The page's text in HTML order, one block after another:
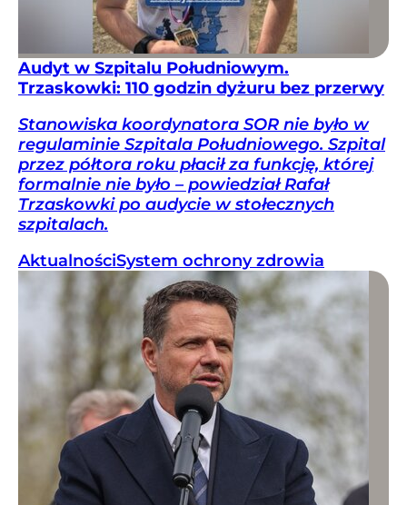
Audyt w Szpitalu Południowym.
Trzaskowki: 110 godzin dyżuru bez przerwy
Stanowiska koordynatora SOR nie było w
regulaminie Szpitala Południowego. Szpital
przez półtora roku płacił za funkcję, której
formalnie nie było – powiedział Rafał
Trzaskowki po audycie w stołecznych
szpitalach.
AktualnościSystem ochrony zdrowia